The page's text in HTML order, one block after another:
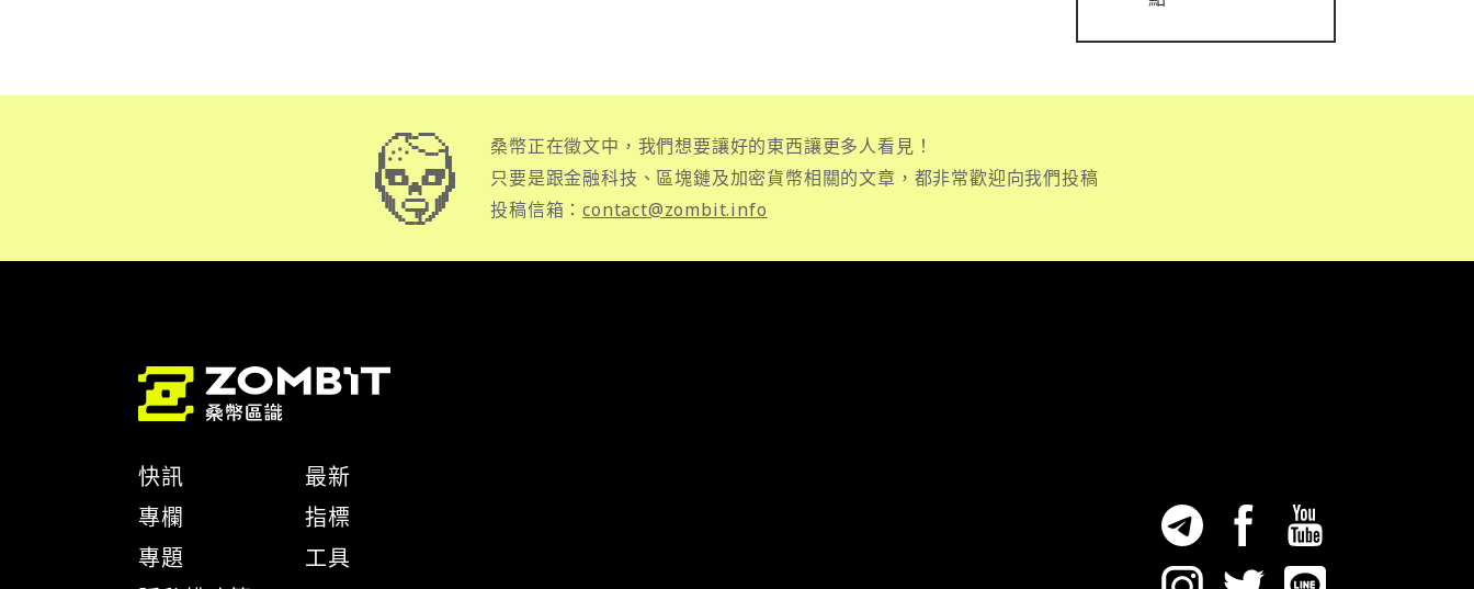
桑幣正在徵文中，我們想要讓好的東西讓更多人看見！
只要是跟金融科技、區塊鏈及加密貨幣相關的文章，都非常歡迎向我們投稿
投稿信箱：contact@zombit.info
快訊
專欄
專題
最新
指標
工具